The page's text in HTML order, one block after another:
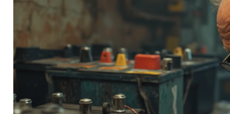
всех автолюбителей,
долговечности своих машин.